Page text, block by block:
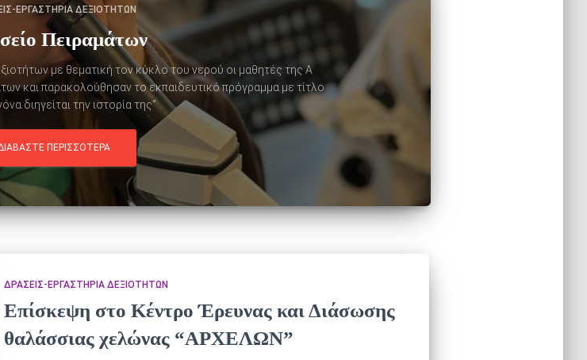
ΕΡΓΑΣΤΉΡΙΑ ΔΕΞΙΟΤΉΤΩΝ
Πειραμάτων
με θεματική τον κύκλο του νερού οι μαθητές της Α
και παρακολούθησαν το εκπαιδευτικό πρόγραμμα με τίτλο
διηγείται την ιστορία της”
ΠΕΡΙΣΣΌΤΕΡΑ
ΔΡΆΣΕΙΣ-ΕΡΓΑΣΤΉΡΙΑ ΔΕΞΙΟΤΉΤΩΝ
Επίσκεψη στο Κέντρο Έρευνας και Διάσωσης
θαλάσσιας χελώνας “ΑΡΧΕΛΩΝ”